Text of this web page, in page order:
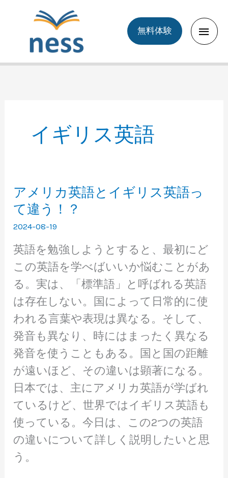
Main
無料体験
イギリス英語
アメリカ英語とイギリス英語っ
て違う！？
2024-08-19
英語を勉強しようとすると、最初にど
この英語を学べばいいか悩むことがあ
る。実は、「標準語」と呼ばれる英語
は存在しない。国によって日常的に使
われる言葉や表現は異なる。そして、
発音も異なり、時にはまったく異なる
発音を使うこともある。国と国の距離
が遠いほど、その違いは顕著になる。
日本では、主にアメリカ英語が学ばれ
ているけど、世界ではイギリス英語も
使っている。今日は、この2つの英語
の違いについて詳しく説明したいと思
う。